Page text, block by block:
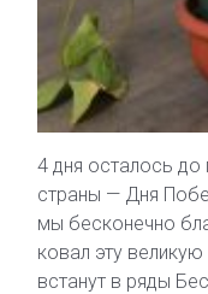
4 дня осталось до
страны — Дня
мы бесконечно
ковал эту
встанут в ряды